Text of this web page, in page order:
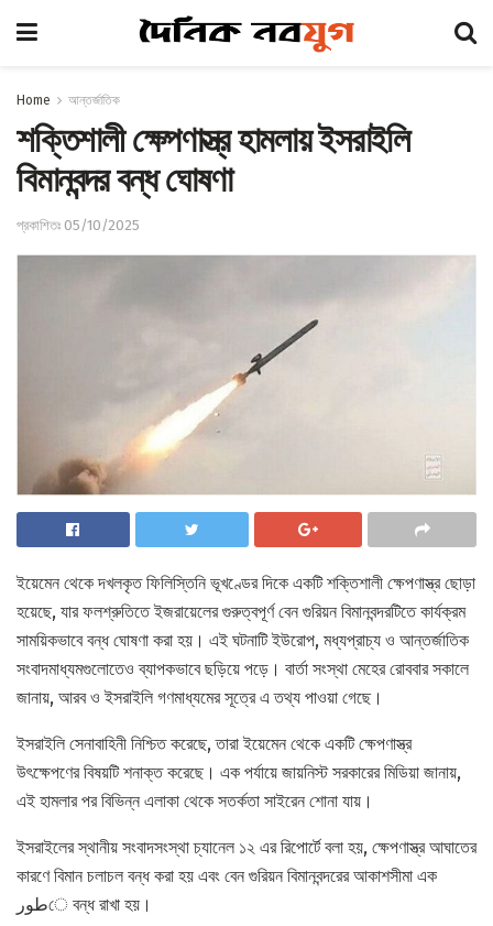
Home আন্তর্জাতিক
শক্তিশালী ক্ষেপণাস্ত্র হামলায় ইসরাইলি
বিমানবন্দর বন্ধ ঘোষণা
প্রকাশিতঃ 05/10/2025
ইয়েমেন থেকে দখলকৃত ফিলিস্তিনি ভূখণ্ডের দিকে একটি শক্তিশালী ক্ষেপণাস্ত্র ছোড়া
হয়েছে, যার ফলশ্রুতিতে ইজরায়েলের গুরুত্বপূর্ণ বেন গুরিয়ন বিমানবন্দরটিতে কার্যক্রম
সাময়িকভাবে বন্ধ ঘোষণা করা হয়। এই ঘটনাটি ইউরোপ, মধ্যপ্রাচ্য ও আন্তর্জাতিক
সংবাদমাধ্যমগুলোতেও ব্যাপকভাবে ছড়িয়ে পড়ে। বার্তা সংস্থা মেহের রোববার সকালে
জানায়, আরব ও ইসরাইলি গণমাধ্যমের সূত্রে এ তথ্য পাওয়া গেছে।
ইসরাইলি সেনাবাহিনী নিশ্চিত করেছে, তারা ইয়েমেন থেকে একটি ক্ষেপণাস্ত্র
উৎক্ষেপণের বিষয়টি শনাক্ত করেছে। এক পর্যায়ে জায়নিস্ট সরকারের মিডিয়া জানায়,
এই হামলার পর বিভিন্ন এলাকা থেকে সতর্কতা সাইরেন শোনা যায়।
ইসরাইলের স্থানীয় সংবাদসংস্থা চ্যানেল ১২ এর রিপোর্টে বলা হয়, ক্ষেপণাস্ত্র আঘাতের
কারণে বিমান চলাচল বন্ধ করা হয় এবং বেন গুরিয়ন বিমানবন্দরের আকাশসীমা এক
طورে বন্ধ রাখা হয়।